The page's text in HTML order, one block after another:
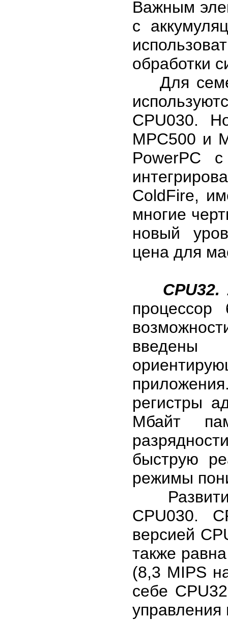
Важным
с
обработки
Для
CPU030.
МРС500 и
PowerPC с
ColdFire,
многие
новый
цена для
CPU32.
процессор
введены
регистры
Мбайт
быструю
режимы
CPU030.
версией
также
(8,3 MIPS
себе